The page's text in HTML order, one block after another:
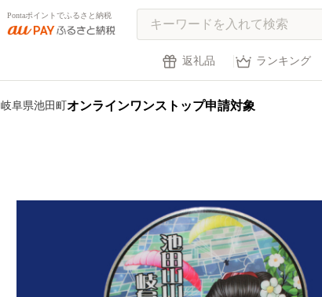
Pontaポイントでふるさと納税
返礼品 ランキング
岐阜県池田町 オンラインワンストップ申請対象